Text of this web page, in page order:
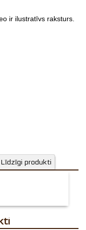
ir ilustratīvs raksturs.
Līdzīgi produkti